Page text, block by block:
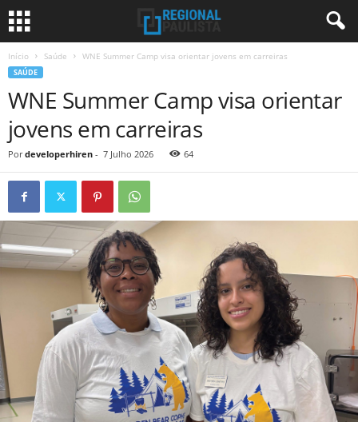
Início Saúde WNE Summer Camp visa orientar jovens em carreiras
SAÚDE
WNE Summer Camp visa orientar
jovens em carreiras
Por developerhiren - 7 Julho 2026 64